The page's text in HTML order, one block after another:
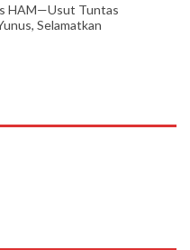
HAM—Usut Tuntas
Selamatkan